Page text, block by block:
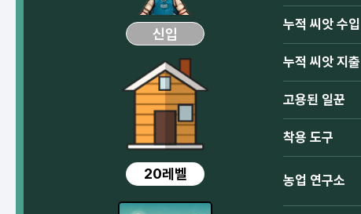
신입
20레벨
누적 씨앗 수입
누적 씨앗 지출
고용된 일꾼
착용 도구
농업 연구소